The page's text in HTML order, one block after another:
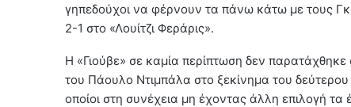
γηπεδούχοι να φέρνουν τα πάνω κάτω με τους
2-1 στο «Λουίτζι Φεράρις».
H «Γιούβε» σε καμία περίπτωση δεν
του Πάουλο Ντιμπάλα στο ξεκίνημα του
οποίοι στη συνέχεια μη έχοντας άλλη επιλογή